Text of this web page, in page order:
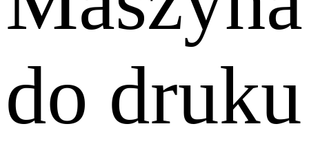
do druku